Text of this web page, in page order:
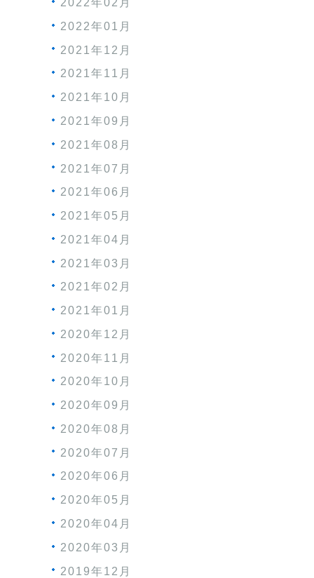
2022年02月
2022年01月
2021年12月
2021年11月
2021年10月
2021年09月
2021年08月
2021年07月
2021年06月
2021年05月
2021年04月
2021年03月
2021年02月
2021年01月
2020年12月
2020年11月
2020年10月
2020年09月
2020年08月
2020年07月
2020年06月
2020年05月
2020年04月
2020年03月
2019年12月